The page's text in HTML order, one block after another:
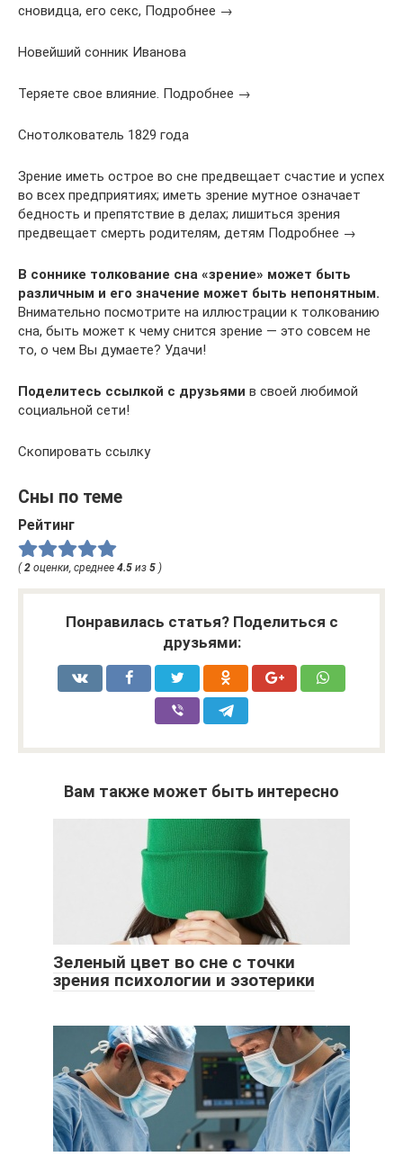
сновидца, его секс, Подробнее →
Новейший сонник Иванова
Теряете свое влияние. Подробнее →
Снотолкователь 1829 года
Зрение иметь острое во сне предвещает счастие и успех
во всех предприятиях; иметь зрение мутное означает
бедность и препятствие в делах; лишиться зрения
предвещает смерть родителям, детям Подробнее →
В соннике толкование сна «зрение» может быть
различным и его значение может быть непонятным.
Внимательно посмотрите на иллюстрации к толкованию
сна, быть может к чему снится зрение — это совсем не
то, о чем Вы думаете? Удачи!
Поделитесь ссылкой с друзьями в своей любимой
социальной сети!
Скопировать ссылку
Сны по теме
Рейтинг
(2 оценки, среднее 4.5 из 5 )
Понравилась статья? Поделиться с
друзьями:
Вам также может быть интересно
Зеленый цвет во сне с точки
зрения психологии и эзотерики